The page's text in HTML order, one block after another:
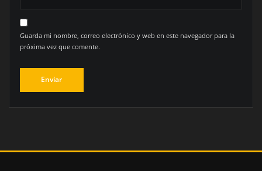
Guarda mi nombre, correo electrónico y web en este navegador para la
próxima vez que comente.